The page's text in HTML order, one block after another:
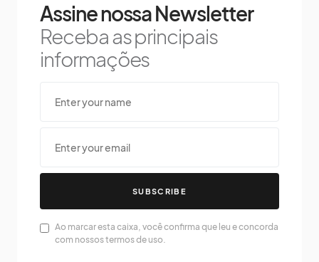
Assine nossa Newsletter
Receba as principais
informações
SUBSCRIBE
Ao marcar esta caixa, você confirma que leu e concorda
com nossos termos de uso.